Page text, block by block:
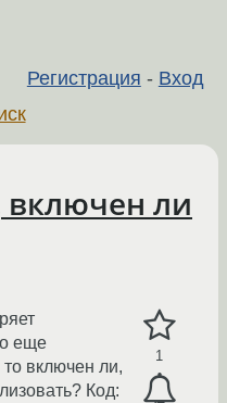
Регистрация - Вход
включен ли
1
еще
включен ли,
Код: